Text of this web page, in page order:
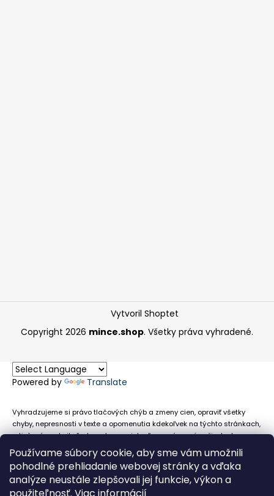
Používame súbory cookie, aby sme vám umožnili
pohodlné prehliadanie webovej stránky a vďaka
analýze neustále zlepšovali jej funkcie, výkon a
Vytvoril Shoptet
Copyright 2026 mince.shop. Všetky práva vyhradené.
Powered by Translate
Vyhradzujeme si právo tlačových chýb a zmeny cien, opraviť všetky
chyby, nepresnosti v texte a opomenutia kdekoľvek na týchto stránkach,
a tiež právo akejkoľvek osobe zamietnuť neoprávnenú požiadavku na
chybne uvedený text. Na stránkach sa môžu vyskytnúť technické
nepresnosti a typografické chyby alebo opomenutia v súvislosti s
informáciami zobrazenými na týchto stránkach, nevyplýva nám žiadna
povinnosť ani zodpovednosť v prípade, že sa spoliehajú na nepresné
informácie poskytované na týchto stránkach.